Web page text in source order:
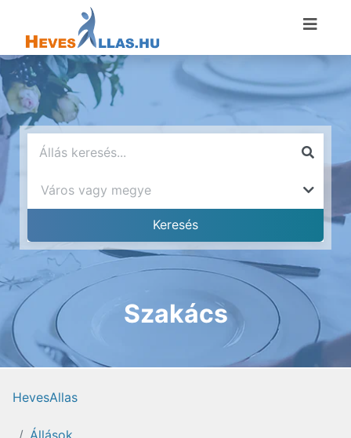
Szakács
HevesAllas
Állások